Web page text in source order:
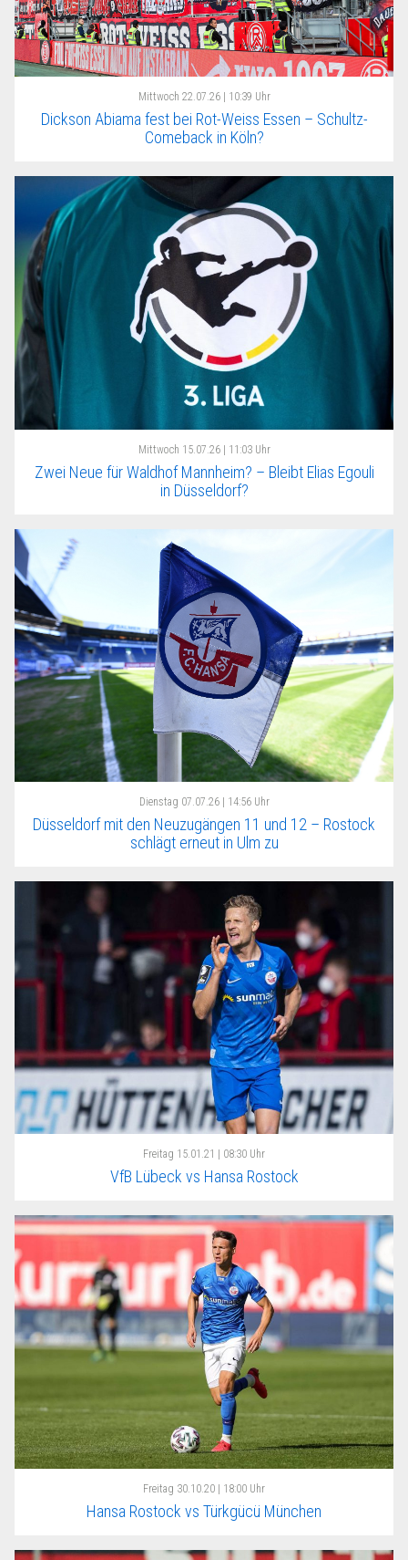
Mittwoch 22.07.26 | 10:39 Uhr
Dickson Abiama fest bei Rot-Weiss Essen – Schultz-
Comeback in Köln?
Mittwoch 15.07.26 | 11:03 Uhr
Zwei Neue für Waldhof Mannheim? – Bleibt Elias Egouli
in Düsseldorf?
Dienstag 07.07.26 | 14:56 Uhr
Düsseldorf mit den Neuzugängen 11 und 12 – Rostock
schlägt erneut in Ulm zu
Freitag 15.01.21 | 08:30 Uhr
VfB Lübeck vs Hansa Rostock
Freitag 30.10.20 | 18:00 Uhr
Hansa Rostock vs Türkgücü München